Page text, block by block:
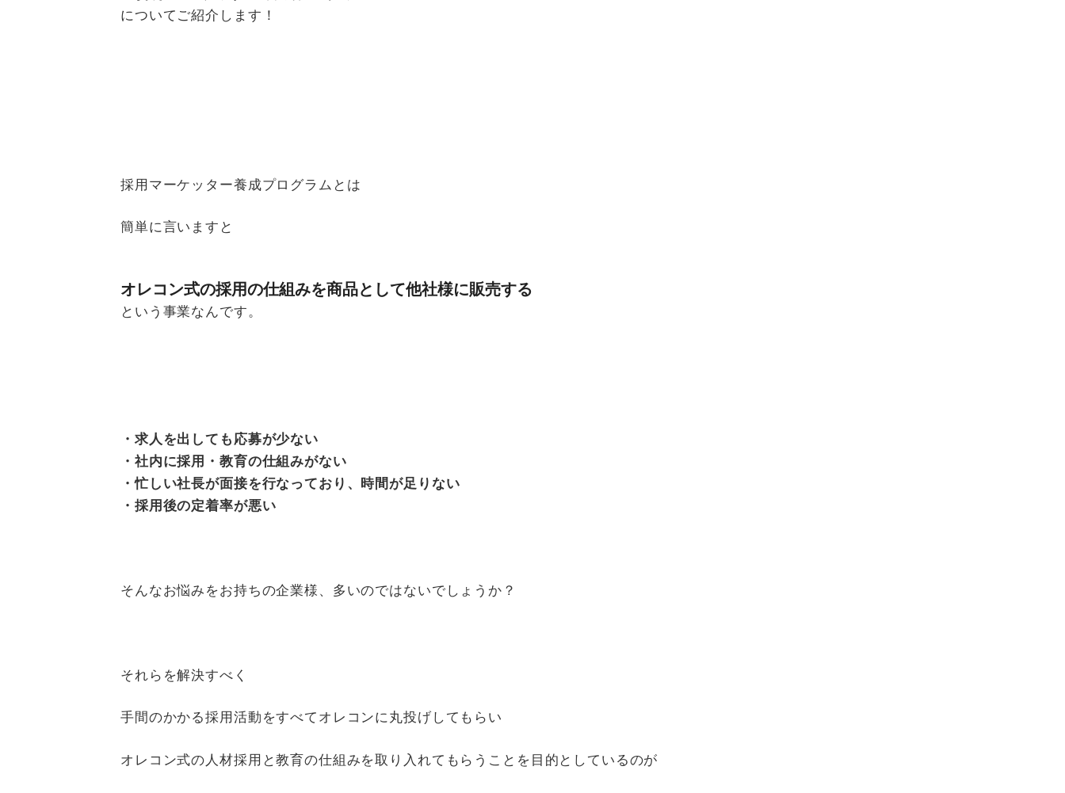
についてご紹介します！
採用マーケッター養成プログラムとは
簡単に言いますと
オレコン式の採用の仕組みを商品として他社様に販売する
という事業なんです。
・求人を出しても応募が少ない
・社内に採用・教育の仕組みがない
・忙しい社長が面接を行なっており、時間が足りない
・採用後の定着率が悪い
そんなお悩みをお持ちの企業様、多いのではないでしょうか？
それらを解決すべく
手間のかかる採用活動をすべてオレコンに丸投げしてもらい
オレコン式の人材採用と教育の仕組みを取り入れてもらうことを目的としているのが